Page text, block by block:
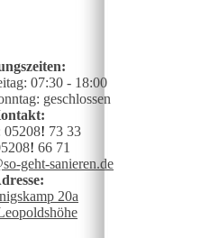
07:30 - 18:00
geschlossen
05208! 73 33
! 66 71
geht-sanieren.de
20a